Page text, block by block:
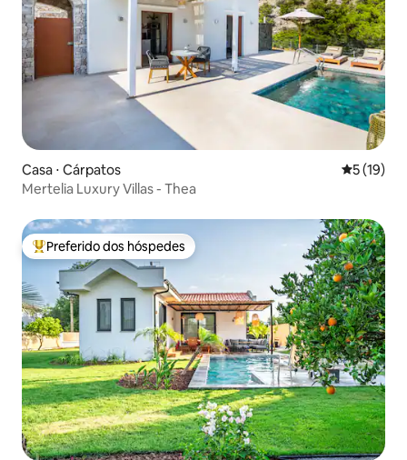
Casa ⋅ Cárpatos 5 de uma
5 (19)
Mertelia Luxury Villas - Thea
Entre os melhores preferidos dos hóspedes
Preferido dos hóspedes